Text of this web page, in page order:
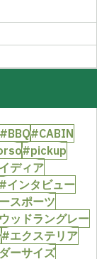
#BBQ#CABIN
#pickup
ディア
インタビュー
スポーツ
ッドラングレー
#エクステリア
ーサイズ